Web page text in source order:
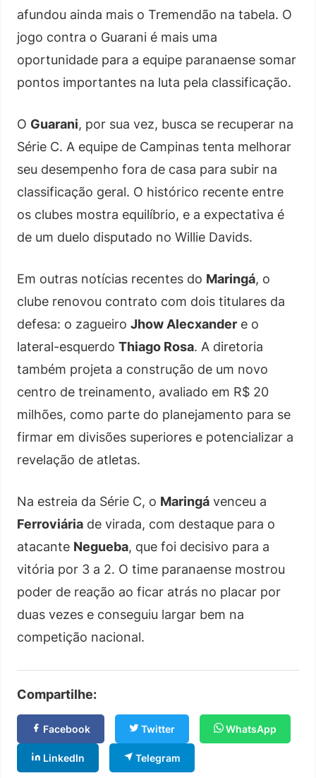
afundou ainda mais o Tremendão na tabela. O
jogo contra o Guarani é mais uma
oportunidade para a equipe paranaense somar
pontos importantes na luta pela classificação.
O Guarani, por sua vez, busca se recuperar na
Série C. A equipe de Campinas tenta melhorar
seu desempenho fora de casa para subir na
classificação geral. O histórico recente entre
os clubes mostra equilíbrio, e a expectativa é
de um duelo disputado no Willie Davids.
Em outras notícias recentes do Maringá, o
clube renovou contrato com dois titulares da
defesa: o zagueiro Jhow Alecxander e o
lateral-esquerdo Thiago Rosa. A diretoria
também projeta a construção de um novo
centro de treinamento, avaliado em R$ 20
milhões, como parte do planejamento para se
firmar em divisões superiores e potencializar a
revelação de atletas.
Na estreia da Série C, o Maringá venceu a
Ferroviária de virada, com destaque para o
atacante Negueba, que foi decisivo para a
vitória por 3 a 2. O time paranaense mostrou
poder de reação ao ficar atrás no placar por
duas vezes e conseguiu largar bem na
competição nacional.
Compartilhe:
Facebook Twitter WhatsApp
LinkedIn Telegram